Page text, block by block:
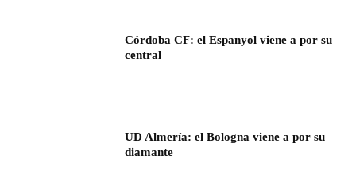
Córdoba CF: el Espanyol viene a por su
central
UD Almería: el Bologna viene a por su
diamante